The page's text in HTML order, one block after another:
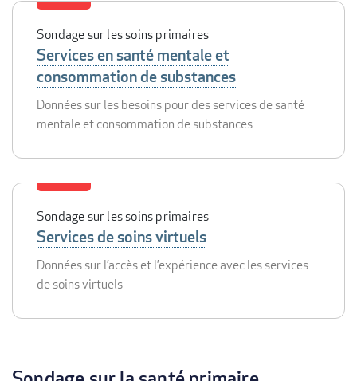
Sondage sur les soins primaires
Services en santé mentale et
consommation de substances
Données sur les besoins pour des services de santé
mentale et consommation de substances
Sondage sur les soins primaires
Services de soins virtuels
Données sur l’accès et l’expérience avec les services
de soins virtuels